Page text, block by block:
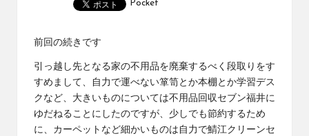
Pocket
前回の続き です
引っ越し先となる家の不用品を廃棄するべく段取りをす
すめまして、自力で運べない箪笥とか本棚とか学習デス
クなど、大きいものについては不用品回収セブン福井に
ゆだねることにしたのですが、少しでも節約するため
に、カーペットなど細かいものは自力で鯖江クリーンセ